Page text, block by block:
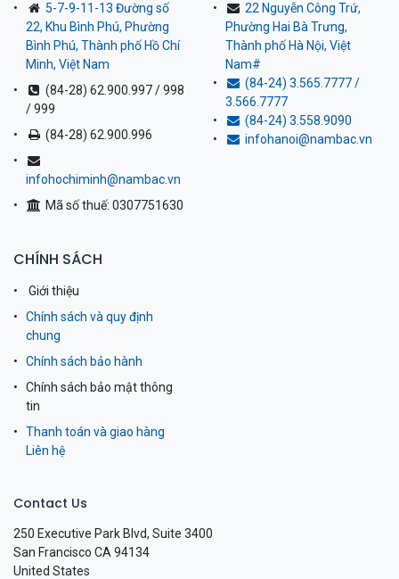
5-7-9-11-13 Đường số
22, Khu Bình Phú, Phường
Bình Phú, Thành phố Hồ Chí
Minh, Việt Nam
(84-28) 62.900.997 / 998
/ 999
(84-28) 62.900.996
infohochiminh@nambac.vn
Mã số thuế: 0307751630
22 Nguyễn Công Trứ,
Phường Hai Bà Trưng,
Thành phố Hà Nội, Việt
Nam#
(84-24) 3.565.7777 /
3.566.7777
(84-24) 3.558.9090
infohanoi@nambac.vn
CHÍNH SÁCH
Giới thiệu
Chính sách và quy định
chung
Chính sách bảo hành
Chính sách bảo mật thông
tin
Thanh toán và giao hàng
Liên hệ
Contact Us
250 Executive Park Blvd, Suite 3400
San Francisco CA 94134
United States